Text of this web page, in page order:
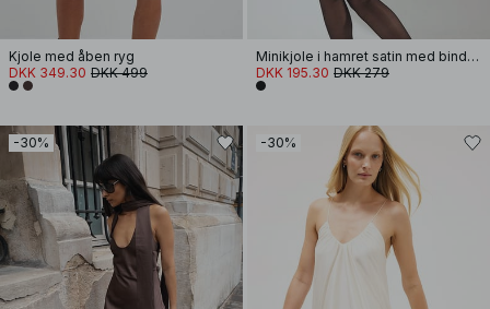
Kjole med åben ryg
DKK 349.30 DKK 499
Minikjole i hamret satin med binding i ryg
DKK 195.30 DKK 279
-30% -30%